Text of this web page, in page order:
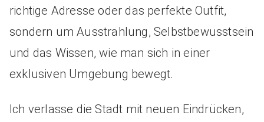
richtige Adresse oder das perfekte Outfit,
sondern um Ausstrahlung, Selbstbewusstsein
und das Wissen, wie man sich in einer
exklusiven Umgebung bewegt.
Ich verlasse die Stadt mit neuen Eindrücken,